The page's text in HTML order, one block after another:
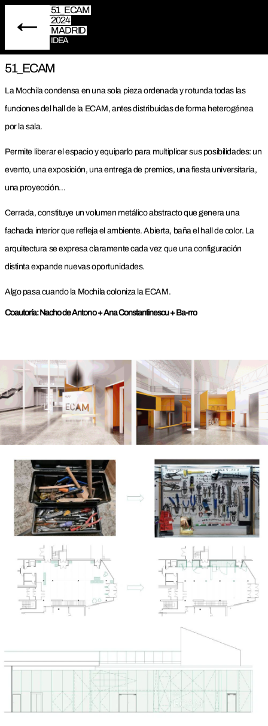
51_ECAM
2024
MADRID
IDEA
51_ECAM
La Mochila condensa en una sola pieza ordenada y rotunda todas las
funciones del hall de la ECAM, antes distribuidas de forma heterogénea
por la sala.
Permite liberar el espacio y equiparlo para multiplicar sus posibilidades: un
evento, una exposición, una entrega de premios, una fiesta universitaria,
una proyección…
Cerrada, constituye un volumen metálico abstracto que genera una
fachada interior que refleja el ambiente. Abierta, baña el hall de color. La
arquitectura se expresa claramente cada vez que una configuración
distinta expande nuevas oportunidades.
Algo pasa cuando la Mochila coloniza la ECAM.
Coautoría:Nacho de Antono + Ana Constantinescu + Ba-rro